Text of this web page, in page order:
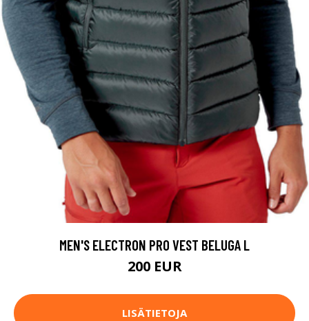
MEN'S ELECTRON PRO VEST BELUGA L
200 EUR
LISÄTIETOJA